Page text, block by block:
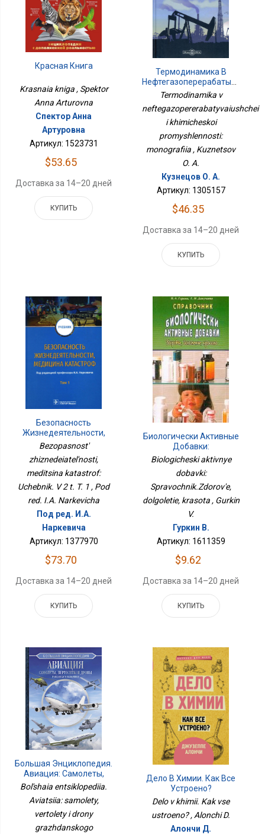
Красная Книга
Krasnaia kniga , Spektor
Anna Arturovna
Спектор Анна
Артуровна
Артикул: 1523731
$53.65
Доставка за 14–20 дней
КУПИТЬ
Термодинамика В
Нефтегазоперерабатывающей
И Химической
Монография
Termodinamika v
neftegazopererabatyvaiushchei
i khimicheskoi
promyshlennosti:
monografiia , Kuznetsov
O. A.
Кузнецов О. А.
Артикул: 1305157
$46.35
Доставка за 14–20 дней
КУПИТЬ
Безопасность
Жизнедеятельности,
Медицина Катастроф:
Учебник. В 2 Т. Т. 1
Bezopasnost'
zhiznedeiatel'nosti,
meditsina katastrof:
Uchebnik. V 2 t. T. 1 , Pod
red. I.A. Narkevicha
Под ред. И.А.
Наркевича
Артикул: 1377970
$73.70
Доставка за 14–20 дней
КУПИТЬ
Биологически Активные
Добавки:
Справочник.Здоровье,
Долголетие, Красота
Biologicheski aktivnye
dobavki:
Spravochnik.Zdorov'e,
dolgoletie, krasota , Gurkin
V.
Гуркин В.
Артикул: 1611359
$9.62
Доставка за 14–20 дней
КУПИТЬ
Большая Энциклопедия.
Авиация: Самолеты,
Вертолеты И Дроны
Гражданского
Назначения
Bol'shaia entsiklopediia.
Aviatsiia: samolety,
vertolety i drony
grazhdanskogo
Дело В Химии. Как Все
Устроено?
Delo v khimii. Kak vse
ustroeno? , Alonchi D.
Алончи Д.